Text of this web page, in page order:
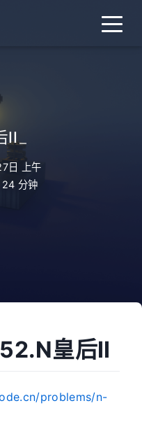
II
日 上午
24 分钟
皇后II
problems/n-